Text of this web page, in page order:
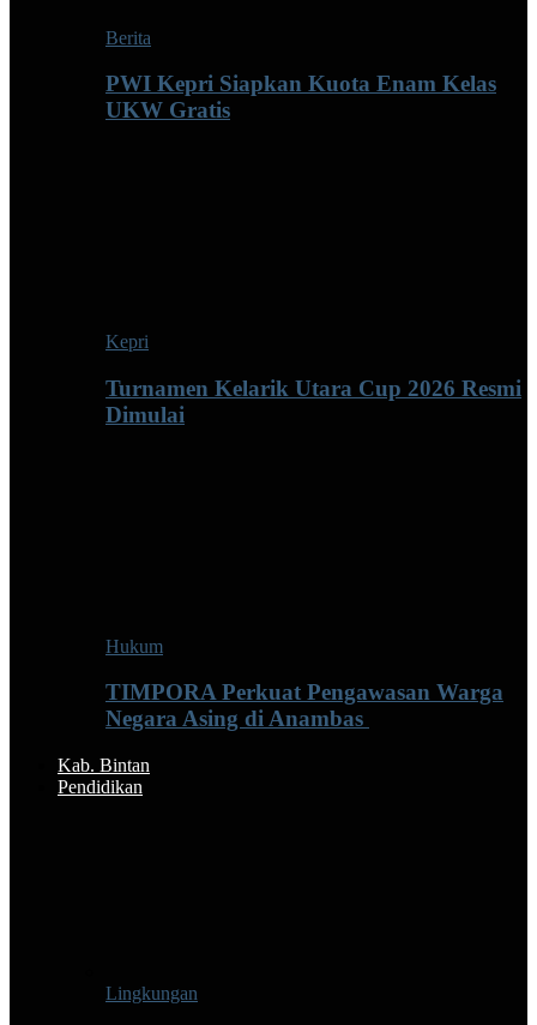
Berita
PWI Kepri Siapkan Kuota Enam Kelas
UKW Gratis
Kepri
Turnamen Kelarik Utara Cup 2026 Resmi
Dimulai
Hukum
TIMPORA Perkuat Pengawasan Warga
Negara Asing di Anambas ‎
Kab. Bintan
Pendidikan
Lingkungan